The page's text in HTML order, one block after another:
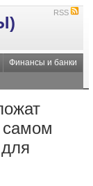
RSS
Финансы и банки
самом